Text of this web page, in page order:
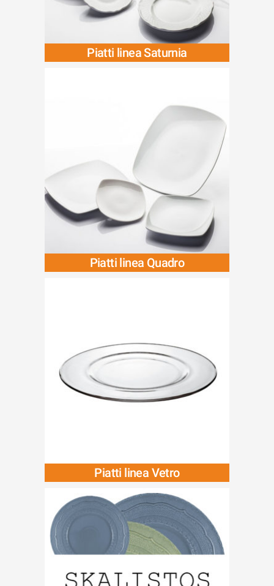
Piatti linea Saturnia
Piatti linea Quadro
Piatti linea Vetro